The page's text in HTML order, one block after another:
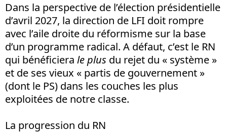
Dans la perspective de l’élection présidentielle
d’avril 2027, la direction de LFI doit rompre
avec l’aile droite du réformisme sur la base
d’un programme radical. A défaut, c’est le RN
qui bénéficiera le plus du rejet du « système »
et de ses vieux « partis de gouvernement »
(dont le PS) dans les couches les plus
exploitées de notre classe.
La progression du RN